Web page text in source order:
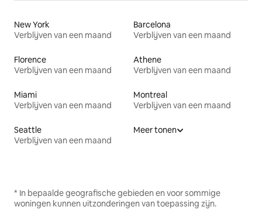
New York
Verblijven van een maand
Barcelona
Verblijven van een maand
Florence
Verblijven van een maand
Athene
Verblijven van een maand
Miami
Verblijven van een maand
Montreal
Verblijven van een maand
Seattle
Verblijven van een maand
Meer tonen
* In bepaalde geografische gebieden en voor sommige
woningen kunnen uitzonderingen van toepassing zijn.